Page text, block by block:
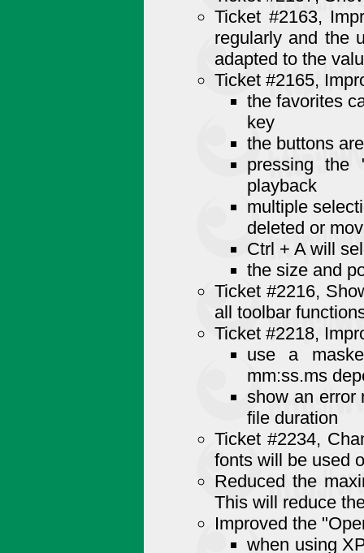
Ticket #2163,
regularly and the
adapted to the
Ticket #2165,
the favorites
key
the buttons
pressing the
playback
multiple
deleted or
Ctrl + A will
the size and
Ticket #2216,
all toolbar
Ticket #2218,
use a
mm:ss.ms
show an error
file duration
Ticket #2234,
fonts will be used
Reduced the
This will reduce
Improved the
when using